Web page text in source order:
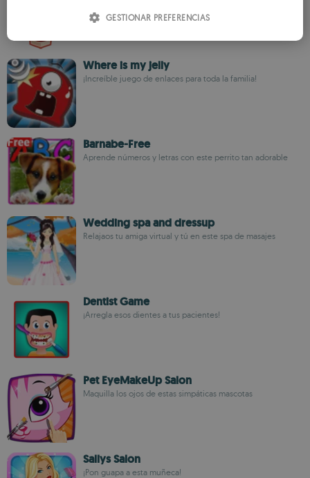
Where is my jelly
¡Increíble juego de enlaces para toda la familia!
Barnabe-Free
Aprende números y letras con este perrito tan adorable
Wedding spa and dressup
Relajaos tu amiga virtual y tú en este spa de masajes
Dentist Game
¡Arregla esos dientes a tus pacientes!
Pet EyeMakeUp Salon
Maquilla los ojos de estas simpáticas mascotas
Sallys Salon
¡Pon guapa a esta muñeca!
GESTIONAR PREFERENCIAS